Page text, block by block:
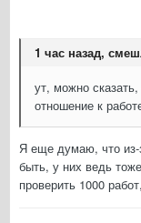
1 час назад,
ут, можно
отношение к
Я еще думаю, что из-
быть, у них ведь
проверить 1000